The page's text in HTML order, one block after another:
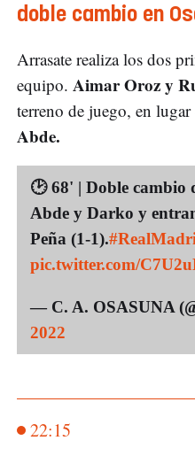
doble cambio en
Arrasate realiza los dos
equipo. Aimar Oroz y
terreno de juego, en lugar
Abde.
🕑 68' | Doble cambio
Abde y Darko y
Peña (1-1).
pic.twitter.com/
— C. A. OSASUNA
2022
22:15